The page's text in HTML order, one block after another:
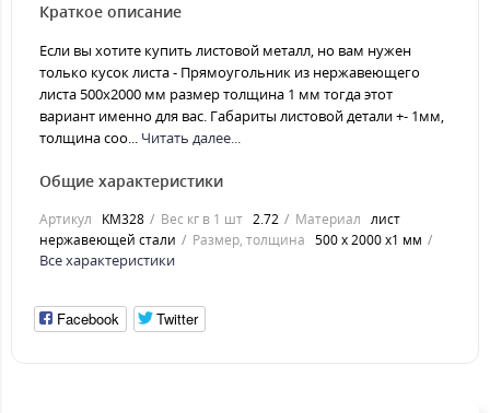
Краткое описание
Если вы хотите купить листовой металл, но вам нужен
только кусок листа - Прямоугольник из нержавеющего
листа 500х2000 мм размер толщина 1 мм тогда этот
вариант именно для вас. Габариты листовой детали +- 1мм,
толщина соо... Читать далее...
Общие характеристики
Артикул KM328 Вес кг в 1 шт 2.72 Материал лист
нержавеющей стали
Размер, толщина 500 х 2000 х1 мм
Все характеристики
Facebook Twitter